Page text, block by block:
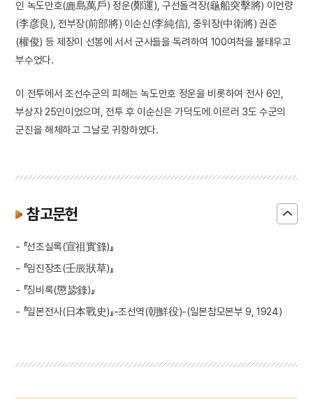
인 녹도만호(鹿島萬戶) 정운(鄭運), 구선돌격장(龜船突擊將) 이언량
(李彦良), 전부장(前部將) 이순신(李純信), 중위장(中衛將) 권준
(權俊) 등 제장이 선봉에 서서 군사들을 독려하여 100여척을 불태우고
부수었다.
이 전투에서 조선수군의 피해는 녹도만호 정운을 비롯하여 전사 6인,
부상자 25인이었으며, 전투 후 이순신은 가덕도에 이르러 3도 수군의
군진을 해체하고 그날로 귀항하였다.
참고문헌
- 『선조실록(宣祖實錄)』
- 『임진장초(壬辰狀草)』
- 『징비록(懲毖錄)』
- 『일본전사(日本戰史)』-조선역(朝鮮役)-(일본참모본부 9, 1924)